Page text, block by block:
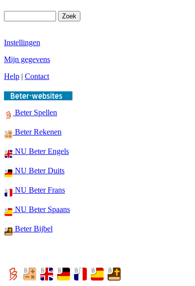
Instellingen
Mijn gegevens
Help | Contact
Beter Spellen
Beter Rekenen
NU Beter Engels
NU Beter Duits
NU Beter Frans
NU Beter Spaans
Beter Bijbel